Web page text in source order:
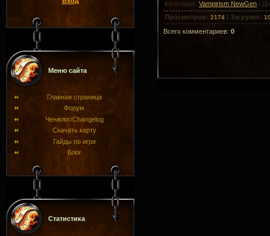
Меню сайта
Главная страница
Форум
Ченжлог/Changelog
Скачать карту
Гайды по игре
Блог
Статистика
Категория: Vampirism NewGen |
Просмотров: 2174 | Загрузок:
Всего комментариев: 0